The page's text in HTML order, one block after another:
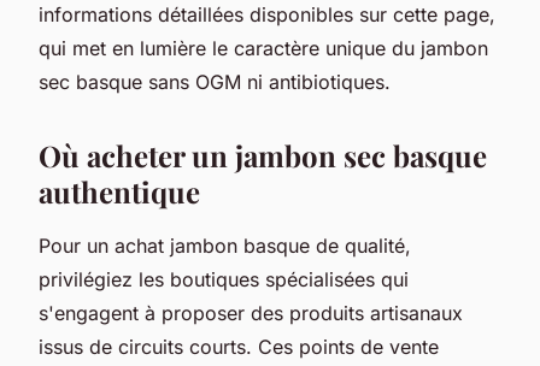
informations détaillées disponibles sur cette page,
qui met en lumière le caractère unique du jambon
sec basque sans OGM ni antibiotiques.
Où acheter un jambon sec basque
authentique
Pour un achat jambon basque de qualité,
privilégiez les boutiques spécialisées qui
s'engagent à proposer des produits artisanaux
issus de circuits courts. Ces points de vente